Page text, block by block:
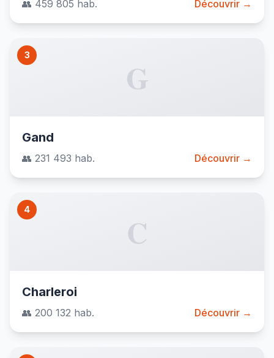
👥 459 805 hab. Découvrir →
3
G
Gand
👥 231 493 hab. Découvrir →
4
C
Charleroi
👥 200 132 hab. Découvrir →